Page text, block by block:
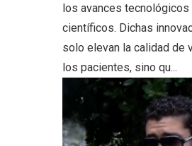
los avances tecnológicos
científicos. Dichas
solo elevan la calidad de
los pacientes, sino qu...